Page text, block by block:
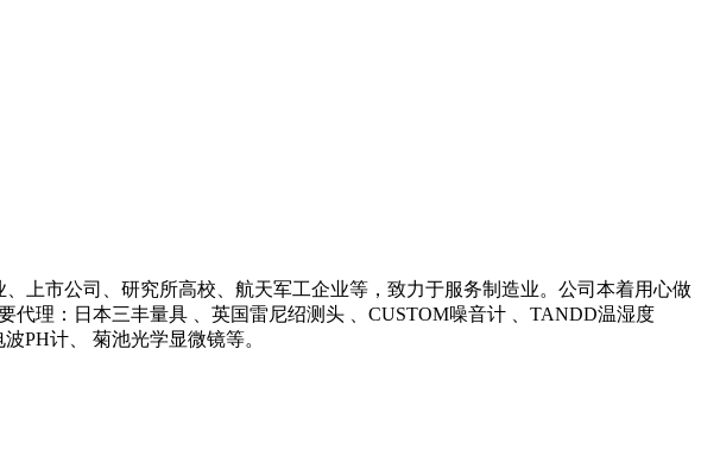
上市公司、研究所高校、航天军工企业等，致力于服务制造业。公司本着用心做
理：日本三丰量具 、英国雷尼绍测头 、CUSTOM噪音计 、TANDD温湿度
PH计、 菊池光学显微镜等。